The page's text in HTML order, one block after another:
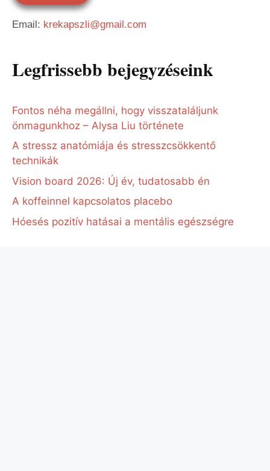
Email: krekapszli@gmail.com
Legfrissebb bejegyzéseink
Fontos néha megállni, hogy visszataláljunk
önmagunkhoz – Alysa Liu története
A stressz anatómiája és stresszcsökkentő
technikák
Vision board 2026: Új év, tudatosabb én
A koffeinnel kapcsolatos placebo
Hóesés pozitív hatásai a mentális egészségre